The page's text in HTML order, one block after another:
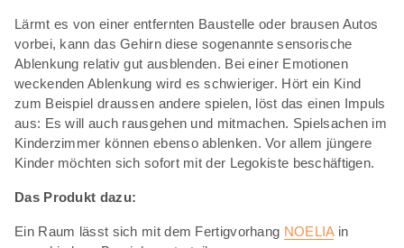
Lärmt es von einer entfernten Baustelle oder brausen Autos
vorbei, kann das Gehirn diese sogenannte sensorische
Ablenkung relativ gut ausblenden. Bei einer Emotionen
weckenden Ablenkung wird es schwieriger. Hört ein Kind
zum Beispiel draussen andere spielen, löst das einen Impuls
aus: Es will auch rausgehen und mitmachen. Spielsachen im
Kinderzimmer können ebenso ablenken. Vor allem jüngere
Kinder möchten sich sofort mit der Legokiste beschäftigen.
Das Produkt dazu:
Ein Raum lässt sich mit dem Fertigvorhang NOELIAin